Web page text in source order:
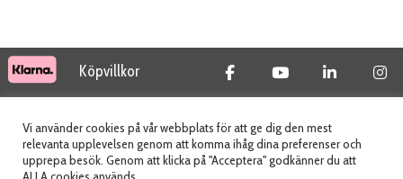
Köpvillkor
© 2026 Tidab AB - All Rights Reserved
Vi använder cookies på vår webbplats för att ge dig den mest
relevanta upplevelsen genom att komma ihåg dina preferenser och
upprepa besök. Genom att klicka på "Acceptera" godkänner du att